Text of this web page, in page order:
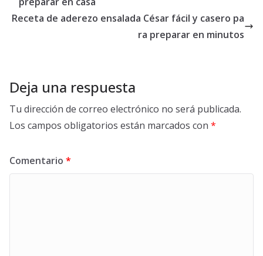
Receta de aderezo ensalada César fácil y casero pa
ra preparar en minutos
Deja una respuesta
Tu dirección de correo electrónico no será publicada.
Los campos obligatorios están marcados con *
Comentario *